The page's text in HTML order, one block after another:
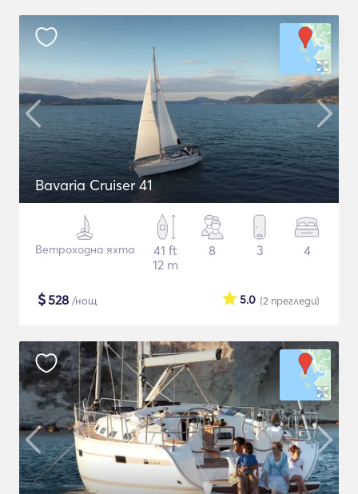
Bavaria Cruiser 41
Ветроходна яхта
41 ft
12 m
8 3 4
$528 /нощ (2 прегледи)
5.0